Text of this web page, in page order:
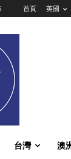
首頁 英國
台灣 澳